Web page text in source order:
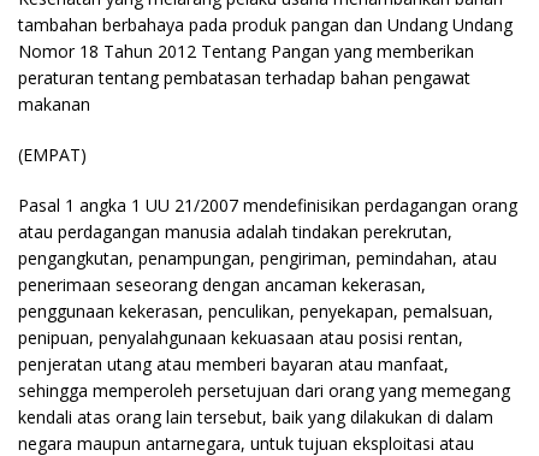
tambahan berbahaya pada produk pangan dan Undang Undang
Nomor 18 Tahun 2012 Tentang Pangan yang memberikan
peraturan tentang pembatasan terhadap bahan pengawat
makanan
(EMPAT)
Pasal 1 angka 1 UU 21/2007 mendefinisikan perdagangan orang
atau perdagangan manusia adalah tindakan perekrutan,
pengangkutan, penampungan, pengiriman, pemindahan, atau
penerimaan seseorang dengan ancaman kekerasan,
penggunaan kekerasan, penculikan, penyekapan, pemalsuan,
penipuan, penyalahgunaan kekuasaan atau posisi rentan,
penjeratan utang atau memberi bayaran atau manfaat,
sehingga memperoleh persetujuan dari orang yang memegang
kendali atas orang lain tersebut, baik yang dilakukan di dalam
negara maupun antarnegara, untuk tujuan eksploitasi atau